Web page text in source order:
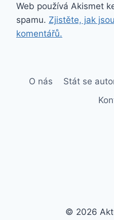
Web používá Akismet
spamu. Zjistěte, jak
komentářů.
O nás Stát se
© 2026